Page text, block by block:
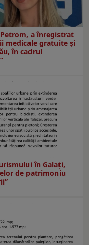
a înregistrat
medicale gratuite și
în cadrul
în Galați,
de patrimoniu